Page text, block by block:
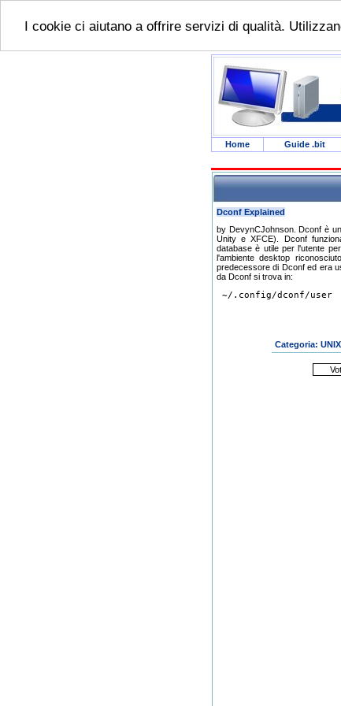
I cookie ci aiutano a offrire servizi di qualità.
Home Guide .bit
Dconf Explained
by DevynCJohnson. Dconf è
Unity e XFCE). Dconf
database è utile per l'utente
l'ambiente desktop
predecessore di Dconf ed era
da Dconf si trova in:
~/.config/dconf/user
Categoria: